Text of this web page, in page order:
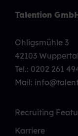
Talention
Ohligsmühle 3
42103 Wuppertal
Tel.: 0202 261
Mail:
Recruiting
Karriere